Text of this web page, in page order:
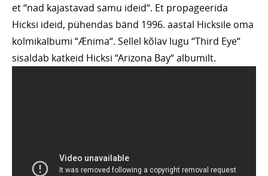
et “nad kajastavad samu ideid“. Et propageerida
Hicksi ideid, pühendas bänd 1996. aastal Hicksile oma
kolmikalbumi “Ænima“. Sellel kõlav lugu “Third Eye“
sisaldab katkeid Hicksi “Arizona Bay“ albumilt.